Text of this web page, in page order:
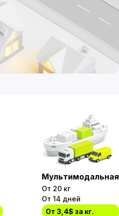
Мультимодальная
От 20 кг
От 14 дней
От 3,4$ за кг.